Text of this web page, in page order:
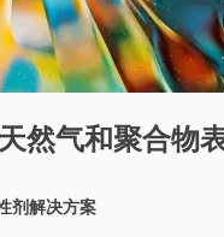
然气和聚合物
剂解决方案